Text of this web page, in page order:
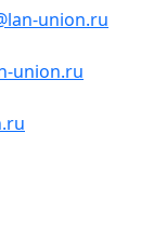
union.ru
union.ru